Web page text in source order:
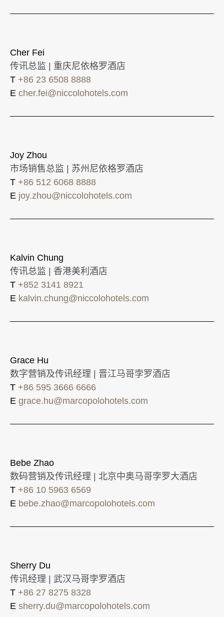
Cher Fei
传讯总监 | 重庆尼依格罗酒店
T +86 23 6508 8888
E cher.fei@niccolohotels.com
Joy Zhou
市场销售总监 | 苏州尼依格罗酒店
T +86 512 6068 8888
E joy.zhou@niccolohotels.com
Kalvin Chung
传讯总监 | 香港美利酒店
T +852 3141 8921
E kalvin.chung@niccolohotels.com
Grace Hu
数字营销及传讯经理 | 晋江马哥孛罗酒店
T +86 595 3666 6666
E grace.hu@marcopolohotels.com
Bebe Zhao
数码营销及传讯经理 | 北京中奥马哥孛罗大酒店
T +86 10 5963 6569
E bebe.zhao@marcopolohotels.com
Sherry Du
传讯经理 | 武汉马哥孛罗酒店
T +86 27 8275 8328
E sherry.du@marcopolohotels.com